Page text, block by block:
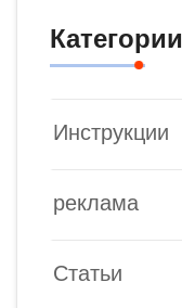
Категории
Инструкции
реклама
Статьи